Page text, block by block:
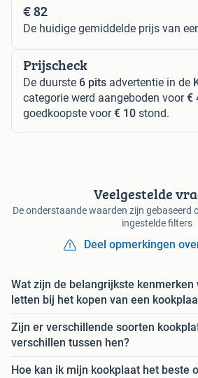
€ 82
De huidige gemiddelde prijs van
Prijscheck
De duurste 6 pits advertentie in de
categorie werd aangeboden voor€
goedkoopste voor€ 10 stond.
Veelgestelde
De onderstaande waarden zijn gebaseerd
ingestelde filters
Deel opmerkingen
Wat zijn de belangrijkste kenmerken
letten bij het kopen van een
Zijn er verschillende soorten
verschillen tussen hen?
Hoe kan ik mijn kookplaat het beste